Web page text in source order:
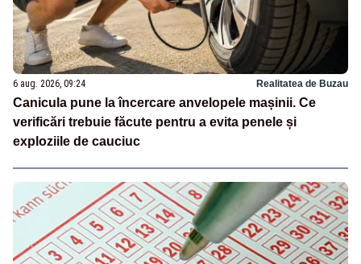
6 aug. 2026, 09:24 Realitatea de Buzau
Canicula pune la încercare anvelopele mașinii. Ce
verificări trebuie făcute pentru a evita penele și
exploziile de cauciuc